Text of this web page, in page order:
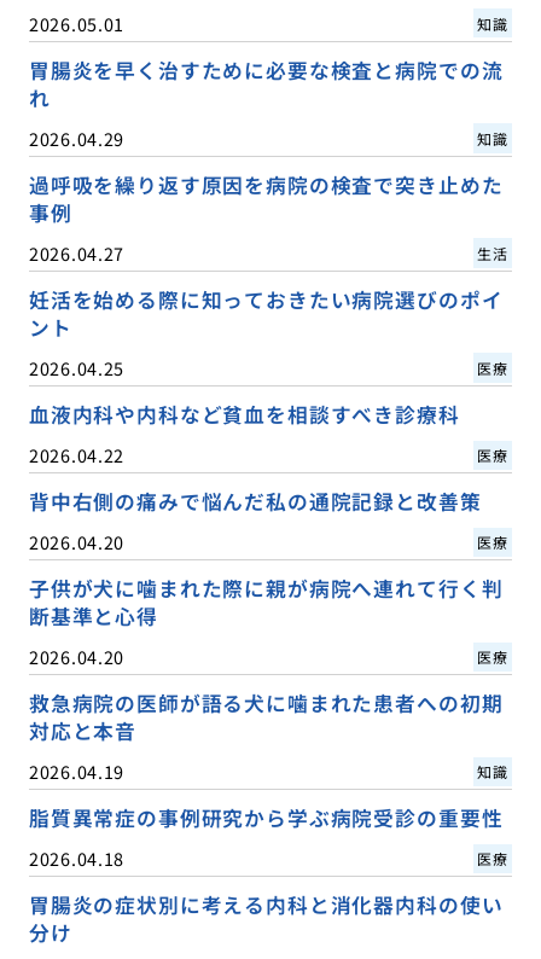
2026.05.01 知識
胃腸炎を早く治すために必要な検査と病院での流
れ
2026.04.29 知識
過呼吸を繰り返す原因を病院の検査で突き止めた
事例
2026.04.27 生活
妊活を始める際に知っておきたい病院選びのポイ
ント
2026.04.25 医療
血液内科や内科など貧血を相談すべき診療科
2026.04.22 医療
背中右側の痛みで悩んだ私の通院記録と改善策
2026.04.20 医療
子供が犬に噛まれた際に親が病院へ連れて行く判
断基準と心得
2026.04.20 医療
救急病院の医師が語る犬に噛まれた患者への初期
対応と本音
2026.04.19 知識
脂質異常症の事例研究から学ぶ病院受診の重要性
2026.04.18 医療
胃腸炎の症状別に考える内科と消化器内科の使い
分け